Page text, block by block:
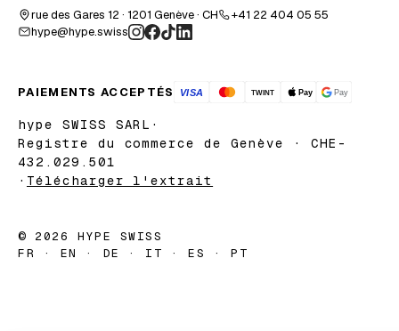
rue des Gares 12 · 1201 Genève · CH
+41 22 404 05 55
hype@hype.swiss
PAIEMENTS ACCEPTÉS
hype SWISS SARL ·
Registre du commerce de Genève · CHE-
432.029.501
· Télécharger l'extrait
© 2026 HYPE SWISS
FR · EN · DE · IT · ES · PT